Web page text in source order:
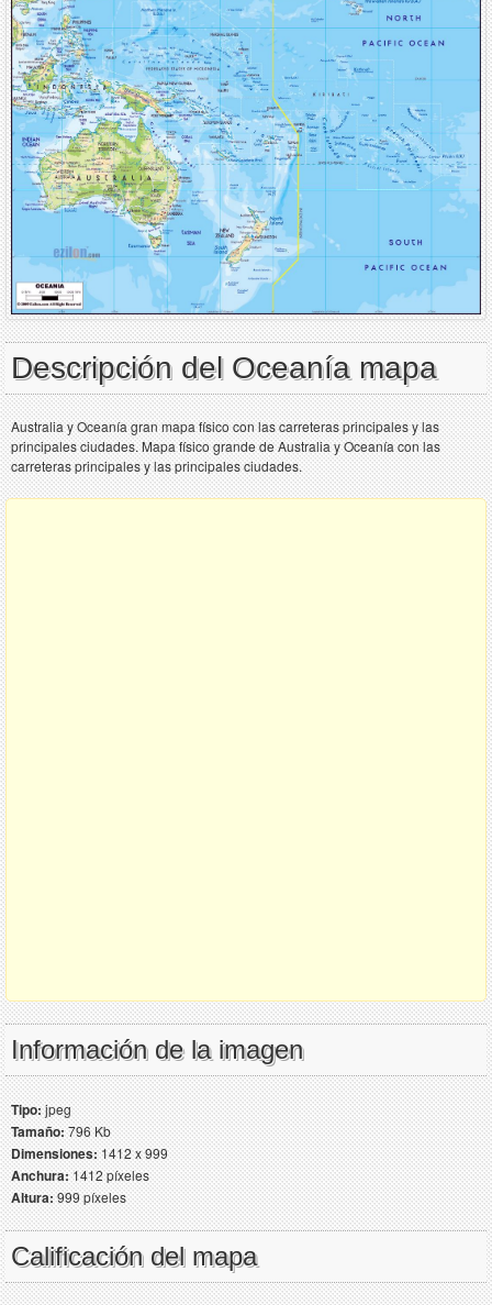
Descripción del Oceanía mapa
Australia y Oceanía gran mapa físico con las carreteras principales y las
principales ciudades. Mapa físico grande de Australia y Oceanía con las
carreteras principales y las principales ciudades.
Información de la imagen
Tipo:jpeg
Tamaño:796 Kb
Dimensiones:1412 x 999
Anchura:1412 píxeles
Altura:999 píxeles
Calificación del mapa